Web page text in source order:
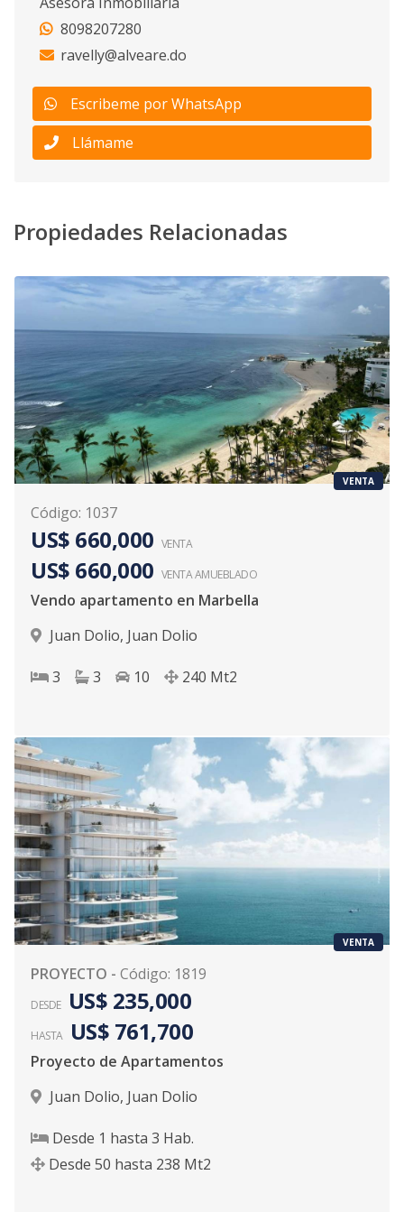
8098207280
ravelly@alveare.do
Escribeme por WhatsApp
Llámame
Propiedades Relacionadas
VENTA
Código: 1037
US$ 660,000 VENTA
US$ 660,000 VENTA AMUEBLADO
Vendo apartamento en Marbella
Juan Dolio, Juan Dolio
3 3 10 240 Mt2
VENTA
PROYECTO - Código: 1819
DESDE US$ 235,000
HASTA US$ 761,700
Proyecto de Apartamentos
Juan Dolio, Juan Dolio
Desde 1 hasta 3 Hab.
Desde 50 hasta 238 Mt2